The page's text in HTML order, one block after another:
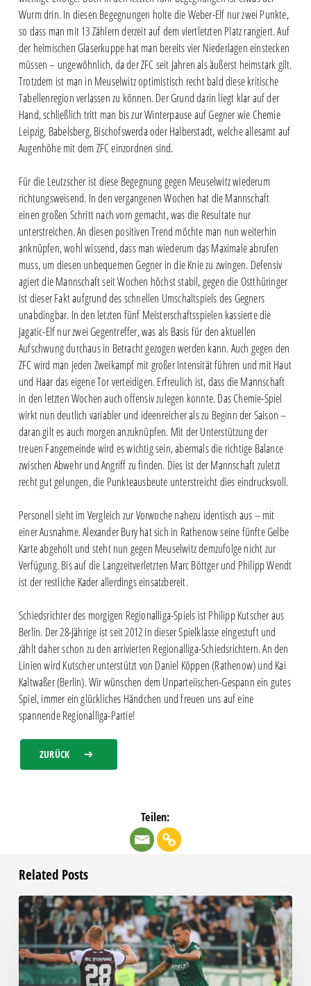
Wurm drin. In diesen Begegnungen holte die Weber-Elf nur zwei Punkte,
so dass man mit 13 Zählern derzeit auf dem viertletzten Platz rangiert. Auf
der heimischen Glaserkuppe hat man bereits vier Niederlagen einstecken
müssen – ungewöhnlich, da der ZFC seit Jahren als äußerst heimstark gilt.
Trotzdem ist man in Meuselwitz optimistisch recht bald diese kritische
Tabellenregion verlassen zu können. Der Grund darin liegt klar auf der
Hand, schließlich tritt man bis zur Winterpause auf Gegner wie Chemie
Leipzig, Babelsberg, Bischofswerda oder Halberstadt, welche allesamt auf
Augenhöhe mit dem ZFC einzordnen sind.
Für die Leutzscher ist diese Begegnung gegen Meuselwitz wiederum
richtungsweisend. In den vergangenen Wochen hat die Mannschaft
einen großen Schritt nach vorn gemacht, was die Resultate nur
unterstreichen. An diesen positiven Trend möchte man nun weiterhin
anknüpfen, wohl wissend, dass man wiederum das Maximale abrufen
muss, um diesen unbequemen Gegner in die Knie zu zwingen. Defensiv
agiert die Mannschaft seit Wochen höchst stabil, gegen die Ostthüringer
ist dieser Fakt aufgrund des schnellen Umschaltspiels des Gegners
unabdingbar. In den letzten fünf Meisterschaftsspielen kassierte die
Jagatic-Elf nur zwei Gegentreffer, was als Basis für den aktuellen
Aufschwung durchaus in Betracht gezogen werden kann. Auch gegen den
ZFC wird man jeden Zweikampf mit großer Intensität führen und mit Haut
und Haar das eigene Tor verteidigen. Erfreulich ist, dass die Mannschaft
in den letzten Wochen auch offensiv zulegen konnte. Das Chemie-Spiel
wirkt nun deutlich variabler und ideenreicher als zu Beginn der Saison –
daran gilt es auch morgen anzuknüpfen. Mit der Unterstützung der
treuen Fangemeinde wird es wichtig sein, abermals die richtige Balance
zwischen Abwehr und Angriff zu finden. Dies ist der Mannschaft zuletzt
recht gut gelungen, die Punkteausbeute unterstreicht dies eindrucksvoll.
Personell sieht im Vergleich zur Vorwoche nahezu identisch aus – mit
einer Ausnahme. Alexander Bury hat sich in Rathenow seine fünfte Gelbe
Karte abgeholt und steht nun gegen Meuselwitz demzufolge nicht zur
Verfügung. Bis auf die Langzeitverletzten Marc Böttger und Philipp Wendt
ist der restliche Kader allerdings einsatzbereit.
Schiedsrichter des morgigen Regionalliga-Spiels ist Philipp Kutscher aus
Berlin. Der 28-Jährige ist seit 2012 in dieser Spielklasse eingestuft und
zählt daher schon zu den arrivierten Regionalliga-Schiedsrichtern. An den
Linien wird Kutscher unterstützt von Daniel Köppen (Rathenow) und Kai
Kaltwaßer (Berlin). Wir wünschen dem Unparteiischen-Gespann ein gutes
Spiel, immer ein glückliches Händchen und freuen uns auf eine
spannende Regionalliga-Partie!
ZURÜCK
Teilen:
Related Posts
Chemie
beim
RSV
Eintracht
gefordert